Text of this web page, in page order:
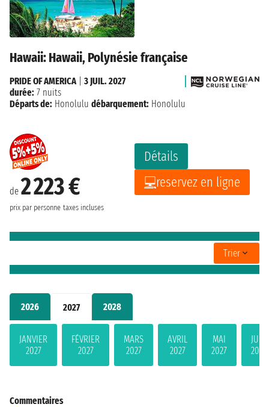
2026 2027 2028
JANVIER
2027
FÉVRIER
2027
MARS
2027
AVRIL
2027
MAI
2027
JUIN
2027
Hawaii: Hawaii, Polynésie française
de 2 223 €
prix par personne taxes incluses
Détails
reservez en ligne
PRIDE OF AMERICA| 3 JUIL. 2027
durée: 7 nuits
Départs de: Honolulu débarquement: Honolulu
Trier
Commentaires